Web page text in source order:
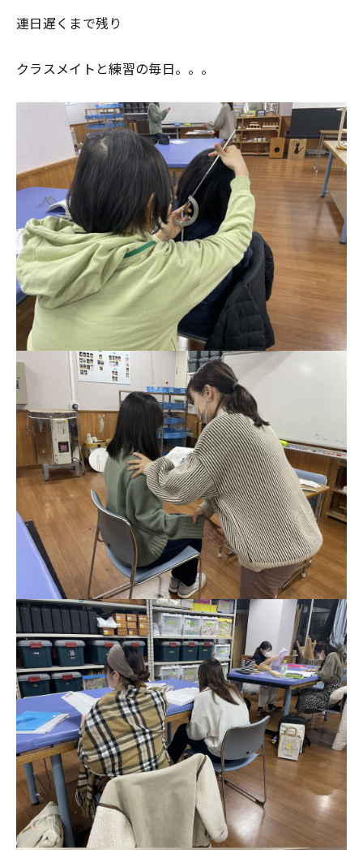
連日遅くまで残り
クラスメイトと練習の毎日。。。